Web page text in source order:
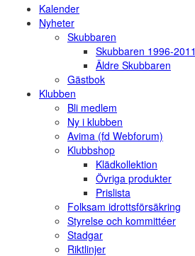
Kalender
Nyheter
Skubbaren
Skubbaren 1996-2011
Äldre Skubbaren
Gästbok
Klubben
Bli medlem
Ny i klubben
Avima (fd Webforum)
Klubbshop
Klädkollektion
Övriga produkter
Prislista
Folksam idrottsförsäkring
Styrelse och kommittéer
Stadgar
Riktlinjer